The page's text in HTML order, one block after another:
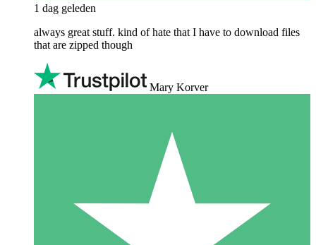
1 dag geleden
always great stuff. kind of hate that I have to download files
that are zipped though
Mary Korver